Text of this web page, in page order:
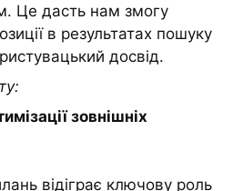
Це дасть нам змогу
в результатах пошуку
досвід.
зовнішніх
відіграє ключову роль